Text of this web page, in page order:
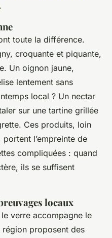
.
toute la différence.
croquante et piquante,
Un oignon jaune,
lentement sans
local ? Un nectar
sur une tartine grillée
Ces produits, loin
l’empreinte de
compliquées : quand
ils se suffisent
locaux
verre accompagne le
proposent des